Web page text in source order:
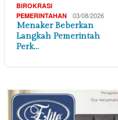
BIROKRASI
PEMERINTAHAN
03/08/2026
Menaker Beberkan
Langkah Pemerintah
Perk…